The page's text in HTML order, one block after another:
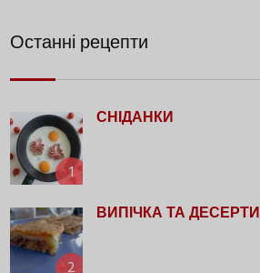
Останні рецепти
1
СНІДАНКИ
ВИПІЧКА ТА ДЕСЕРТИ